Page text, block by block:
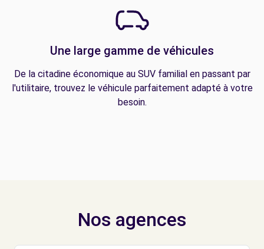
Une large gamme de véhicules
De la citadine économique au SUV familial en passant par
l'utilitaire, trouvez le véhicule parfaitement adapté à votre
besoin.
Nos agences